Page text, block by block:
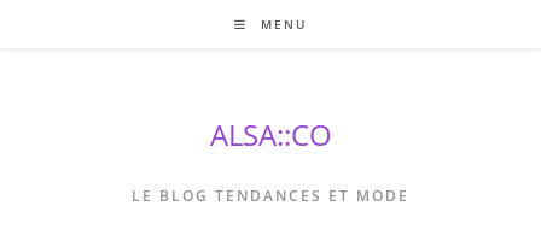
MENU
ALSA::CO
LE BLOG TENDANCES ET MODE